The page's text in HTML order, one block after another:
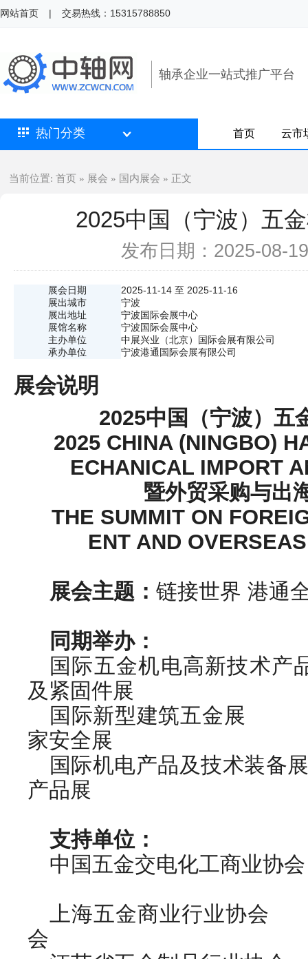
网站首页 | 交易热线：15315788850
轴承企业一站式推广平台
热门分类 首页 云市
当前位置: 首页 » 展会 » 国内展会 » 正文
2025中国（宁波）五
发布日期：2025-08-
展会日期
2025-11-14 至 2025-11-16
展出城市
宁波
展出地址
宁波国际会展中心
展馆名称
宁波国际会展中心
主办单位
中展兴业（北京）国际会展有限公司
承办单位
宁波港通国际会展有限公司
展会说明
2025中国（宁波）五
2025 CHINA (NINGBO)
ECHANICAL IMPORT
暨外贸采购与出
THE SUMMIT ON
ENT AND
展会主题： 链接世界 港通
同期举办：
国际五金机电高新技术
及紧固件展
国际新型建筑五金展
家安全展
国际机电产品及技术装
产品展
支持单位：
中国五金交电化工商业协
上海五金商业行业协会
会